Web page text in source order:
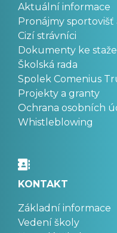
Aktuální informace
Pronájmy sportovišť
Cizí strávníci
Dokumenty ke
Školská rada
Spolek Comenius
Projekty a granty
Ochrana osobních
Whistleblowing
KONTAKT
Základní informace
Vedení školy